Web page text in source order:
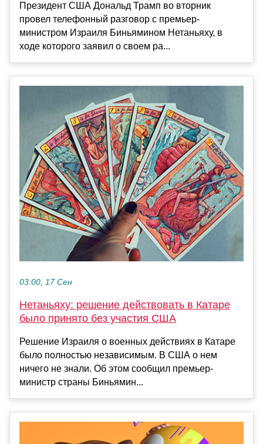
Президент США Дональд Трамп во вторник
провел телефонный разговор с премьер-
министром Израиля Биньямином Нетаньяху, в
ходе которого заявил о своем ра...
03:00, 17 Сен
Нетаньяху: решение действовать в Катаре
было принято без участия США
Решение Израиля о военных действиях в Катаре
было полностью независимым. В США о нем
ничего не знали. Об этом сообщил премьер-
министр страны Биньямин...